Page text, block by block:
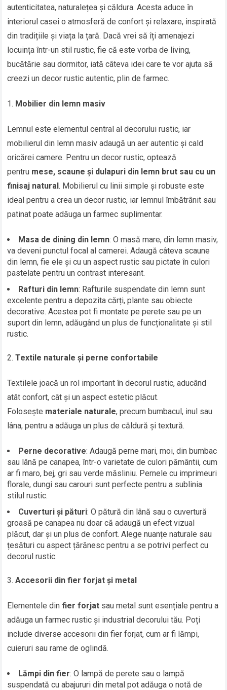
autenticitatea, naturalețea și căldura. Acesta aduce în
interiorul casei o atmosferă de confort și relaxare, inspirată
din tradițiile și viața la țară. Dacă vrei să îți amenajezi
locuința într-un stil rustic, fie că este vorba de living,
bucătărie sau dormitor, iată câteva idei care te vor ajuta să
creezi un decor rustic autentic, plin de farmec.
Mobilier din lemn masiv
Lemnul este elementul central al decorului rustic, iar
mobilierul din lemn masiv adaugă un aer autentic și cald
oricărei camere. Pentru un decor rustic, optează
pentru mese, scaune și dulapuri din lemn brut sau cu un
finisaj natural. Mobilierul cu linii simple și robuste este
ideal pentru a crea un decor rustic, iar lemnul îmbătrânit sau
patinat poate adăuga un farmec suplimentar.
Masa de dining din lemn: O masă mare, din lemn masiv,
va deveni punctul focal al camerei. Adaugă câteva scaune
din lemn, fie ele și cu un aspect rustic sau pictate în culori
pastelate pentru un contrast interesant.
Rafturi din lemn: Rafturile suspendate din lemn sunt
excelente pentru a depozita cărți, plante sau obiecte
decorative. Acestea pot fi montate pe perete sau pe un
suport din lemn, adăugând un plus de funcționalitate și stil
rustic.
Textile naturale și perne confortabile
Textilele joacă un rol important în decorul rustic, aducând
atât confort, cât și un aspect estetic plăcut.
Folosește materiale naturale, precum bumbacul, inul sau
lâna, pentru a adăuga un plus de căldură și textură.
Perne decorative: Adaugă perne mari, moi, din bumbac
sau lână pe canapea, într-o varietate de culori pământii, cum
ar fi maro, bej, gri sau verde măsliniu. Pernele cu imprimeuri
florale, dungi sau carouri sunt perfecte pentru a sublinia
stilul rustic.
Cuverturi și pături: O pătură din lână sau o cuvertură
groasă pe canapea nu doar că adaugă un efect vizual
plăcut, dar și un plus de confort. Alege nuanțe naturale sau
țesături cu aspect țărănesc pentru a se potrivi perfect cu
decorul rustic.
Accesorii din fier forjat și metal
Elementele dinfier forjat sau metal sunt esențiale pentru a
adăuga un farmec rustic și industrial decorului tău. Poți
include diverse accesorii din fier forjat, cum ar fi lămpi,
cuieruri sau rame de oglindă.
Lămpi din fier: O lampă de perete sau o lampă
suspendată cu abajururi din metal pot adăuga o notă de